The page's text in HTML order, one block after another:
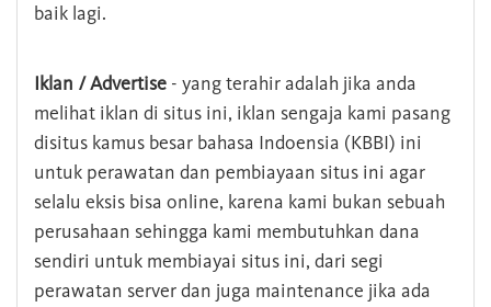
baik lagi.
Iklan / Advertise - yang terahir adalah jika anda
melihat iklan di situs ini, iklan sengaja kami pasang
disitus kamus besar bahasa Indoensia (KBBI) ini
untuk perawatan dan pembiayaan situs ini agar
selalu eksis bisa online, karena kami bukan sebuah
perusahaan sehingga kami membutuhkan dana
sendiri untuk membiayai situs ini, dari segi
perawatan server dan juga maintenance jika ada